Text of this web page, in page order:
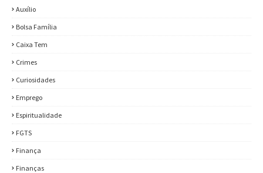
Auxílio
Bolsa Família
Caixa Tem
Crimes
Curiosidades
Emprego
Espiritualidade
FGTS
Finança
Finanças